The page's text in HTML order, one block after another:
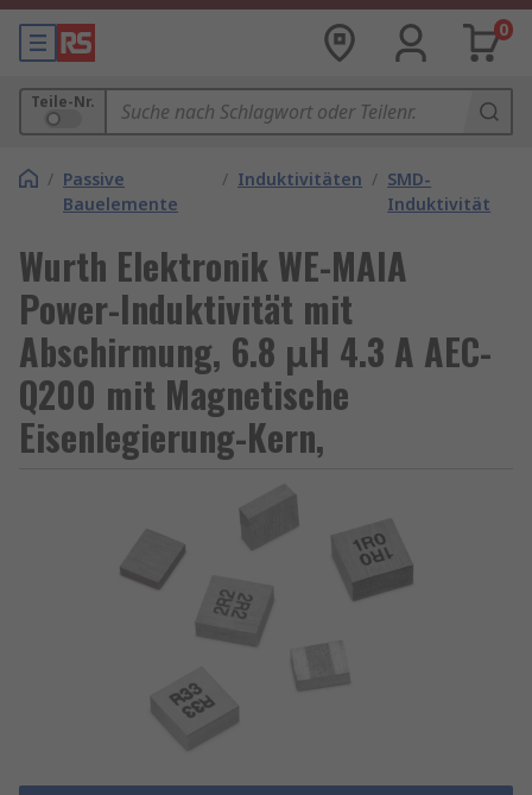
0
Teile-Nr.
/ Passive
Bauelemente
/ Induktivitäten / SMD-
Induktivität
Wurth Elektronik WE-MAIA
Power-Induktivität mit
Abschirmung, 6.8 μH 4.3 A AEC-
Q200 mit Magnetische
Eisenlegierung-Kern,